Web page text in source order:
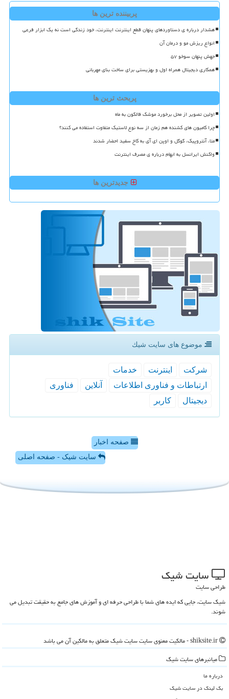
پربیننده ترین ها
هشدار درباره ی دستاوردهای پنهان قطع اینترنت اینترنت، خود زندگی است نه یک ابزار فرعی
انواع ریزش مو و درمان آن
جهش پنهان سوخو ۵۷
همکاری دیجیتال همراه اول و بهزیستی برای ساخت بنای مهربانی
پربحث ترین ها
اولین تصویر از محل برخورد موشک فالکون به ماه
چرا کامیون های کشنده هم زمان از سه نوع لاستیک متفاوت استفاده می کنند؟
متا، آنتروپیک، گوگل و اوپن ای آی به کاخ سفید احضار شدند
واکنش ایرانسل به ابهام درباره ی مصرف اینترنت
جدیدترین ها
موضوع های سایت شیك
شركت اینترنت
خدمات
ارتباطات و فناوری اطلاعات
آنلاین
فناوری
دیجیتال
كاربر
صفحه اخبار
سایت شیک - صفحه اصلی
سایت شیك
طراحی سایت
شیک سایت، جایی که ایده های شما با طراحی حرفه ای و آموزش های جامع به حقیقت تبدیل می
شوند.
میانبرهای سایت شیك
درباره ما
بک لینک در سایت شیك